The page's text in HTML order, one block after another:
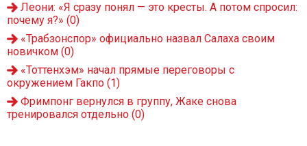
Леони: «Я сразу понял — это кресты. А потом спросил:
почему я?» (0)
«Трабзонспор» официально назвал Салаха своим
новичком (0)
«Тоттенхэм» начал прямые переговоры с
окружением Гакпо (1)
Фримпонг вернулся в группу, Жаке снова
тренировался отдельно (0)